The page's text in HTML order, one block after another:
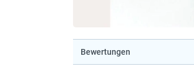
Bewertungen